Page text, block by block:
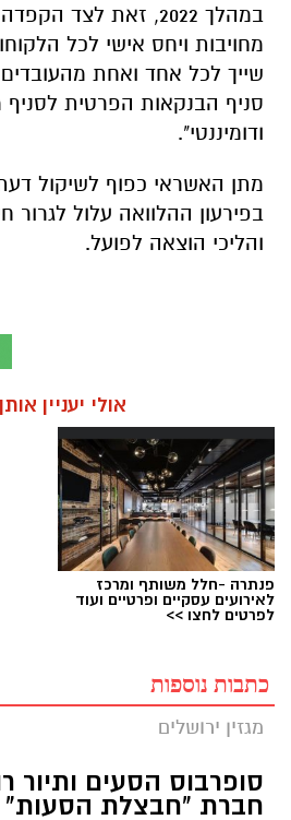
במהלך 2022
, זאת לצד הקפדה
מחויבות ויחס אישי לכל
שייך לכל אחד ואחת
סניף הבנקאות הפרטית לסניף
ודומיננטי".
מתן האשראי כפוף לשיקול
בפירעון ההלוואה עלול לגרור
והליכי הוצאה לפועל.
אולי יעניין
פנתרה -חלל משותף ומרכז
לאירועים עסקיים ופרטיים ועוד
לפרטים לחצו >>
כתבות נוספות
מגזין ירושלים
סופרבוס הסעים ותיור
חברת "חבצלת הסעות"